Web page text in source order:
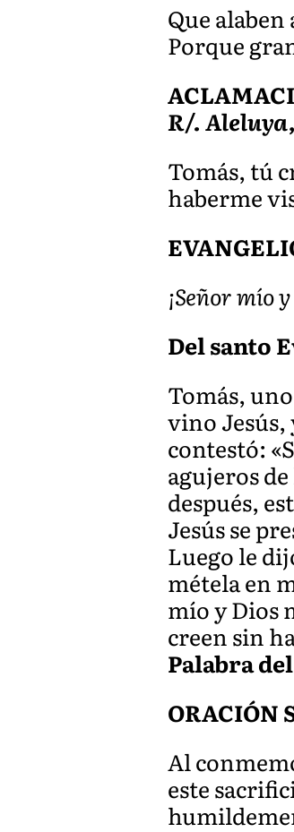
Que
Porque
R/.
Tomás, tú
haberme
¡Señor mío
Del santo
Tomás,
vino Jesús,
contestó:
agujeros
después,
Jesús se
Luego le
métela en
mío y Dios
creen sin
Palabra
ORACIÓN
Al
este